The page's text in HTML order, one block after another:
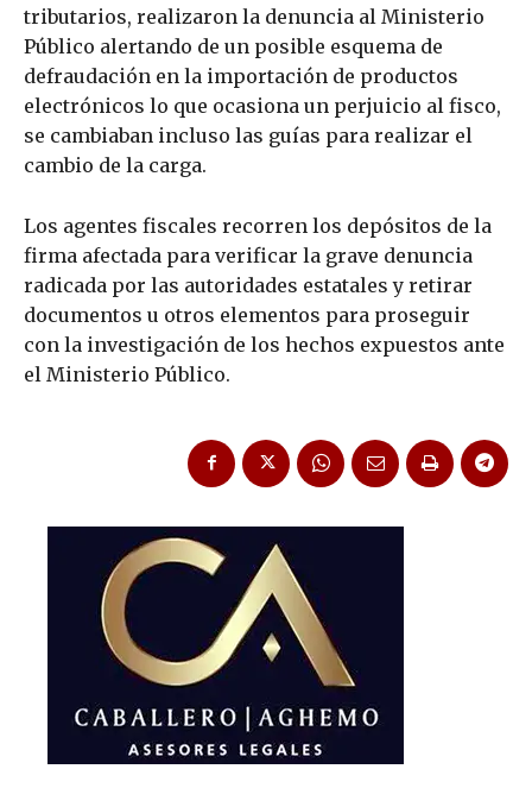
tributarios, realizaron la denuncia al Ministerio
Público alertando de un posible esquema de
defraudación en la importación de productos
electrónicos lo que ocasiona un perjuicio al fisco,
se cambiaban incluso las guías para realizar el
cambio de la carga.
Los agentes fiscales recorren los depósitos de la
firma afectada para verificar la grave denuncia
radicada por las autoridades estatales y retirar
documentos u otros elementos para proseguir
con la investigación de los hechos expuestos ante
el Ministerio Público.